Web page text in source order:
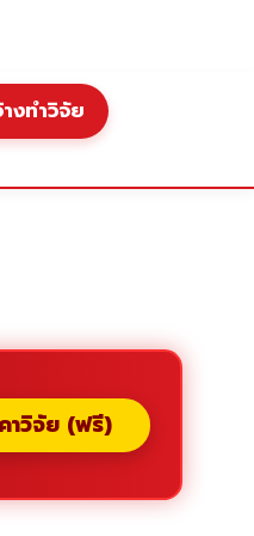
งทำวิจัย
าวิจัย (ฟรี)